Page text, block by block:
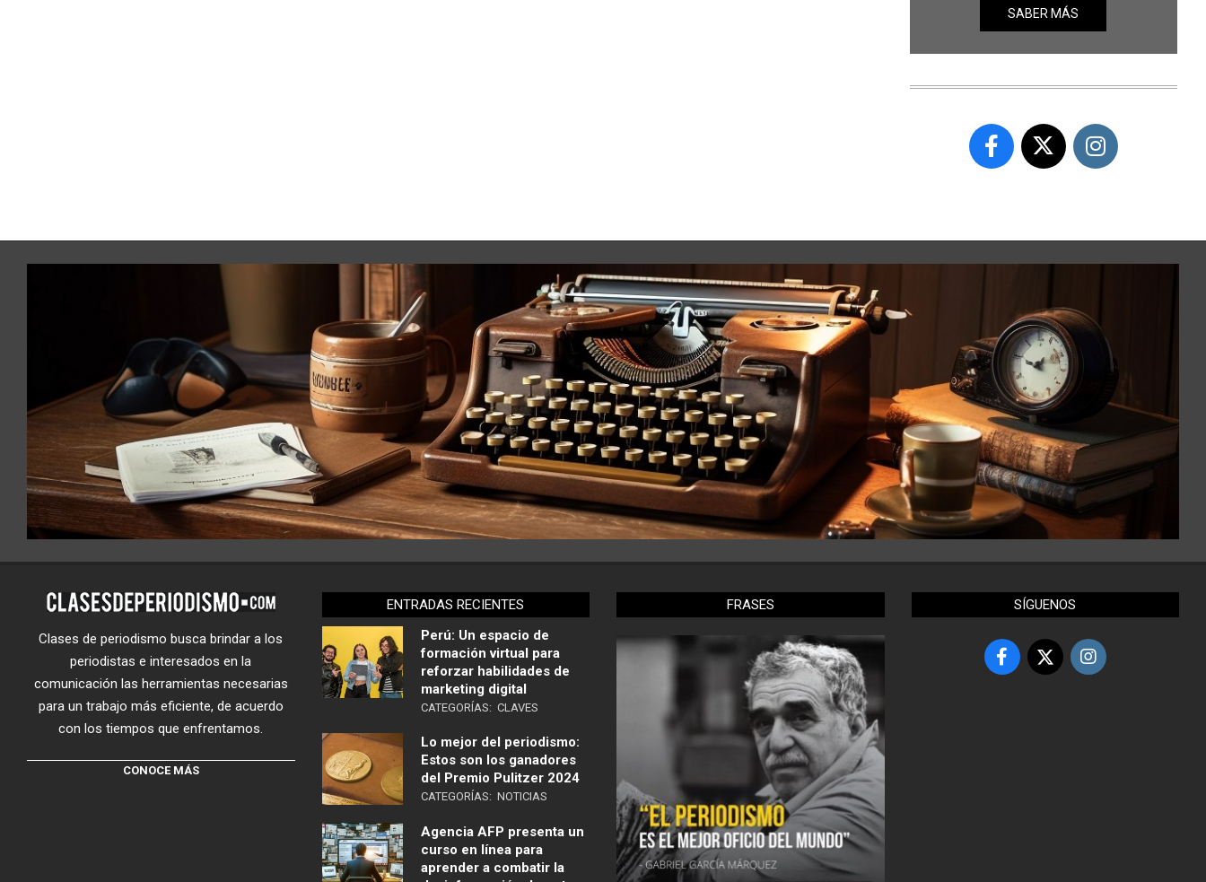
SABER MÁS
Clases de periodismo busca brindar a los
periodistas e interesados en la
comunicación las herramientas necesarias
para un trabajo más eficiente, de acuerdo
con los tiempos que enfrentamos.
CONOCE MÁS
ENTRADAS RECIENTES
Perú: Un espacio de
formación virtual para
reforzar habilidades de
marketing digital
CATEGORÍAS: CLAVES
Lo mejor del periodismo:
Estos son los ganadores
del Premio Pulitzer 2024
CATEGORÍAS: NOTICIAS
Agencia AFP presenta un
curso en línea para
aprender a combatir la
FRASES SÍGUENOS